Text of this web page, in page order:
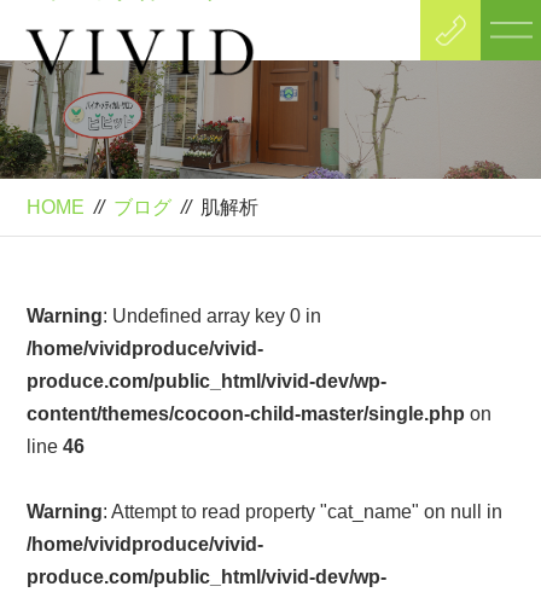
Blog
ブログ
HOME // ブログ // 肌解析
Warning: Undefined array key 0 in
/home/vividproduce/vivid-
produce.com/public_html/vivid-dev/wp-
content/themes/cocoon-child-master/single.php on
line46
Warning: Attempt to read property "cat_name" on null in
/home/vividproduce/vivid-
produce.com/public_html/vivid-dev/wp-